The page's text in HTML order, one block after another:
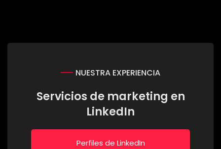
NUESTRA EXPERIENCIA
Servicios de marketing en
LinkedIn
Perfiles de LinkedIn